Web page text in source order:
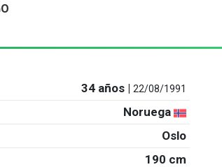
34 años |22/08/1991
Noruega
Oslo
190 cm